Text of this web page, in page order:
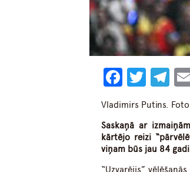
Vladimirs Putins.
Saskaņā ar
kārtējo reizi
viņam būs jau 84
“Uzvarējis”